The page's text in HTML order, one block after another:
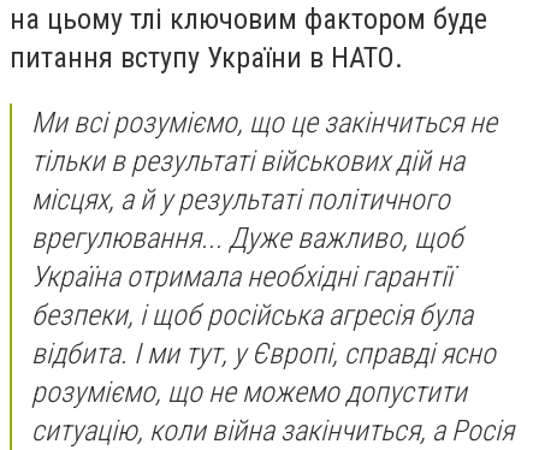
на цьому тлі ключовим фактором буде
питання вступу України в НАТО.
Ми всі розуміємо, що це закінчиться не
тільки в результаті військових дій на
місцях, а й у результаті політичного
врегулювання... Дуже важливо, щоб
Україна отримала необхідні гарантії
безпеки, і щоб російська агресія була
відбита. І ми тут, у Європі, справді ясно
розуміємо, що не можемо допустити
ситуацію, коли війна закінчиться, а Росія